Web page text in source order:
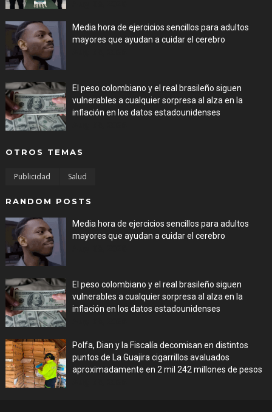
Media hora de ejercicios sencillos para adultos
mayores que ayudan a cuidar el cerebro
El peso colombiano y el real brasileño siguen
vulnerables a cualquier sorpresa al alza en la
inflación en los datos estadounidenses
OTROS TEMAS
Publicidad Salud
RANDOM POSTS
Media hora de ejercicios sencillos para adultos
mayores que ayudan a cuidar el cerebro
El peso colombiano y el real brasileño siguen
vulnerables a cualquier sorpresa al alza en la
inflación en los datos estadounidenses
Polfa, Dian y la Fiscalía decomisan en distintos
puntos de La Guajira cigarrillos avaluados
aproximadamente en 2 mil 242 millones de pesos